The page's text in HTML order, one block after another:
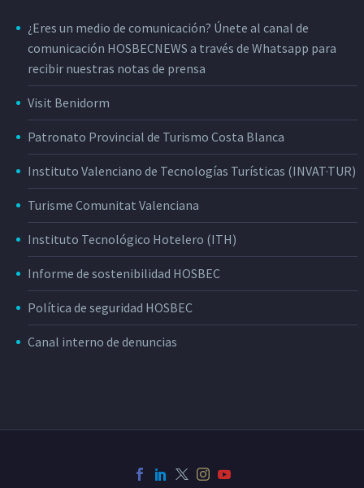
¿Eres un medio de comunicación? Únete al canal de
comunicación HOSBECNEWS a través de Whatsapp para
recibir nuestras notas de prensa
Visit Benidorm
Patronato Provincial de Turismo Costa Blanca
Instituto Valenciano de Tecnologías Turísticas (INVAT·TUR)
Turisme Comunitat Valenciana
Instituto Tecnológico Hotelero (ITH)
Informe de sostenibilidad HOSBEC
Política de seguridad HOSBEC
Canal interno de denuncias